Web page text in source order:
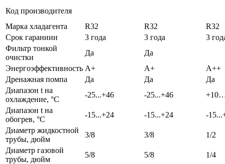
Код производителя
Марка хладагента
R32 R32
R32
Срок гараниии
3 года 3 года
3
Фильтр тонкой
очистки
Да
Да
Энергоэффективность A+ A+
A++
Дренажная помпа
Да Да
Да
Диапазон t на
охлаждение, °С
-25...+46 -25...+46
Диапазон t на
обогрев, °С
-15...+24 -15...+24
-
Диаметр жидкостной
трубы, дюйм
3/8 3/8
1/2
Диаметр газовой
трубы, дюйм
5/8 5/8 1/4